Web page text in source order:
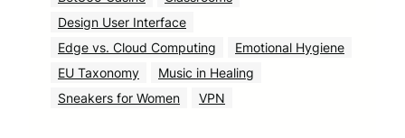
Design User Interface
Edge vs. Cloud Computing
Emotional Hygiene
EU Taxonomy
Music in Healing
Sneakers for Women
VPN